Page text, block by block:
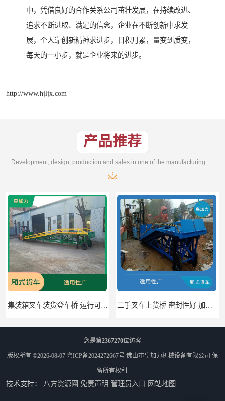
中，凭借良好的合作关系公司茁壮发展，在持续改进、
追求不断进取、满足的信念，企业在不断创新中求发
展，个人靠创新精神求进步，日积月累，量变到质变，
每天的一小步，就是企业将来的进步。
http://www.hjljx.com
产品推荐
您是第2367270位访客
版权所有 ©2026-08-07 粤ICP备2024272667号 佛山市皇加力机械设备有限公司 保
留所有权利.
技术支持： 八方资源网 免责声明 管理员入口 网站地图